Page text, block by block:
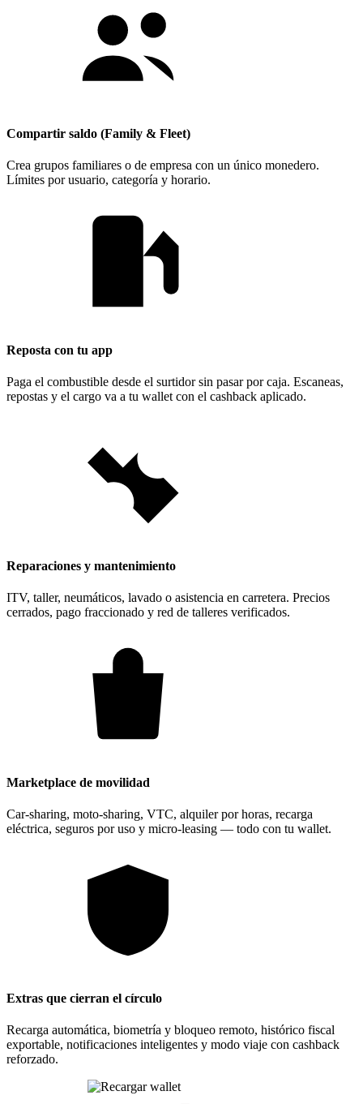
Compartir saldo (Family & Fleet)
Crea grupos familiares o de empresa con un único monedero.
Límites por usuario, categoría y horario.
Reposta con tu app
Paga el combustible desde el surtidor sin pasar por caja. Escaneas,
repostas y el cargo va a tu wallet con el cashback aplicado.
Reparaciones y mantenimiento
ITV, taller, neumáticos, lavado o asistencia en carretera. Precios
cerrados, pago fraccionado y red de talleres verificados.
Marketplace de movilidad
Car-sharing, moto-sharing, VTC, alquiler por horas, recarga
eléctrica, seguros por uso y micro-leasing — todo con tu wallet.
Extras que cierran el círculo
Recarga automática, biometría y bloqueo remoto, histórico fiscal
exportable, notificaciones inteligentes y modo viaje con cashback
reforzado.